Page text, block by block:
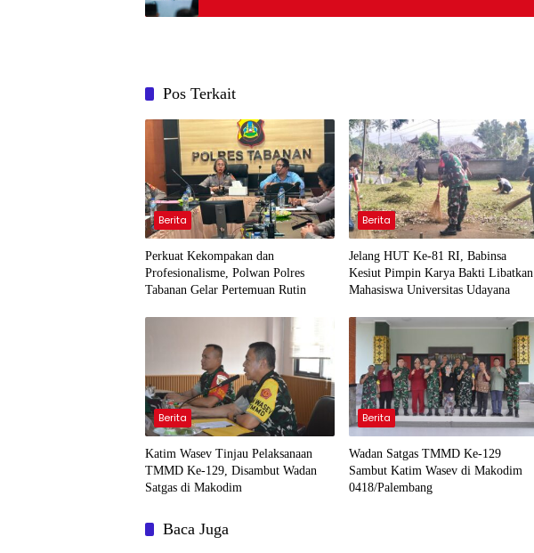
Pos Terkait
Berita
Perkuat Kekompakan dan
Profesionalisme, Polwan Polres
Tabanan Gelar Pertemuan Rutin
Berita
Jelang HUT Ke-81 RI, Babinsa
Kesiut Pimpin Karya Bakti Libatkan
Mahasiswa Universitas Udayana
Berita
Katim Wasev Tinjau Pelaksanaan
TMMD Ke-129, Disambut Wadan
Satgas di Makodim
Berita
Wadan Satgas TMMD Ke-129
Sambut Katim Wasev di Makodim
0418/Palembang
Baca Juga